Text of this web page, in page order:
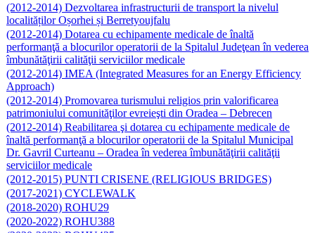
(2012-2014) Dezvoltarea infrastructurii de transport la nivelul
localităților Oșorhei și Berretyoujfalu
(2012-2014) Dotarea cu echipamente medicale de înaltă
performanţă a blocurilor operatorii de la Spitalul Judeţean în vederea
îmbunătăţirii calităţii serviciilor medicale
(2012-2014) IMEA (Integrated Measures for an Energy Efficiency
Approach)
(2012-2014) Promovarea turismului religios prin valorificarea
patrimoniului comunităţilor evreieşti din Oradea – Debrecen
(2012-2014) Reabilitarea şi dotarea cu echipamente medicale de
înaltă performanţă a blocurilor operatorii de la Spitalul Municipal
Dr. Gavril Curteanu – Oradea în vederea îmbunătăţirii calităţii
serviciilor medicale
(2012-2015) PUNTI CRISENE (RELIGIOUS BRIDGES)
(2017-2021) CYCLEWALK
(2018-2020) ROHU29
(2020-2022) ROHU388